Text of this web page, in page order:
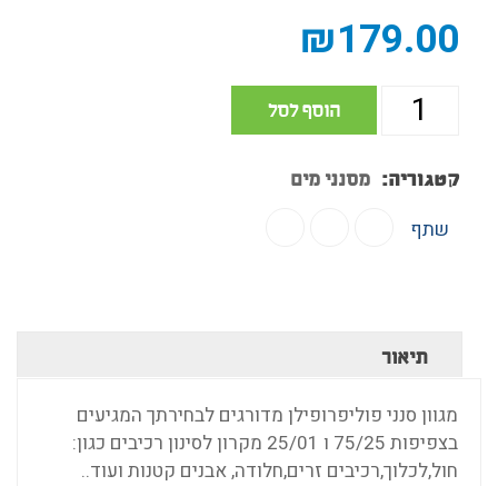
₪179.00
הוסף לסל
קטגוריה: מסנני מים
שתף
תיאור
מגוון סנני פוליפרופילן מדורגים לבחירתך המגיעים
בצפיפות 75/25 ו 25/01 מקרון לסינון רכיבים כגון:
חול,לכלוך,רכיבים זרים,חלודה, אבנים קטנות ועוד..